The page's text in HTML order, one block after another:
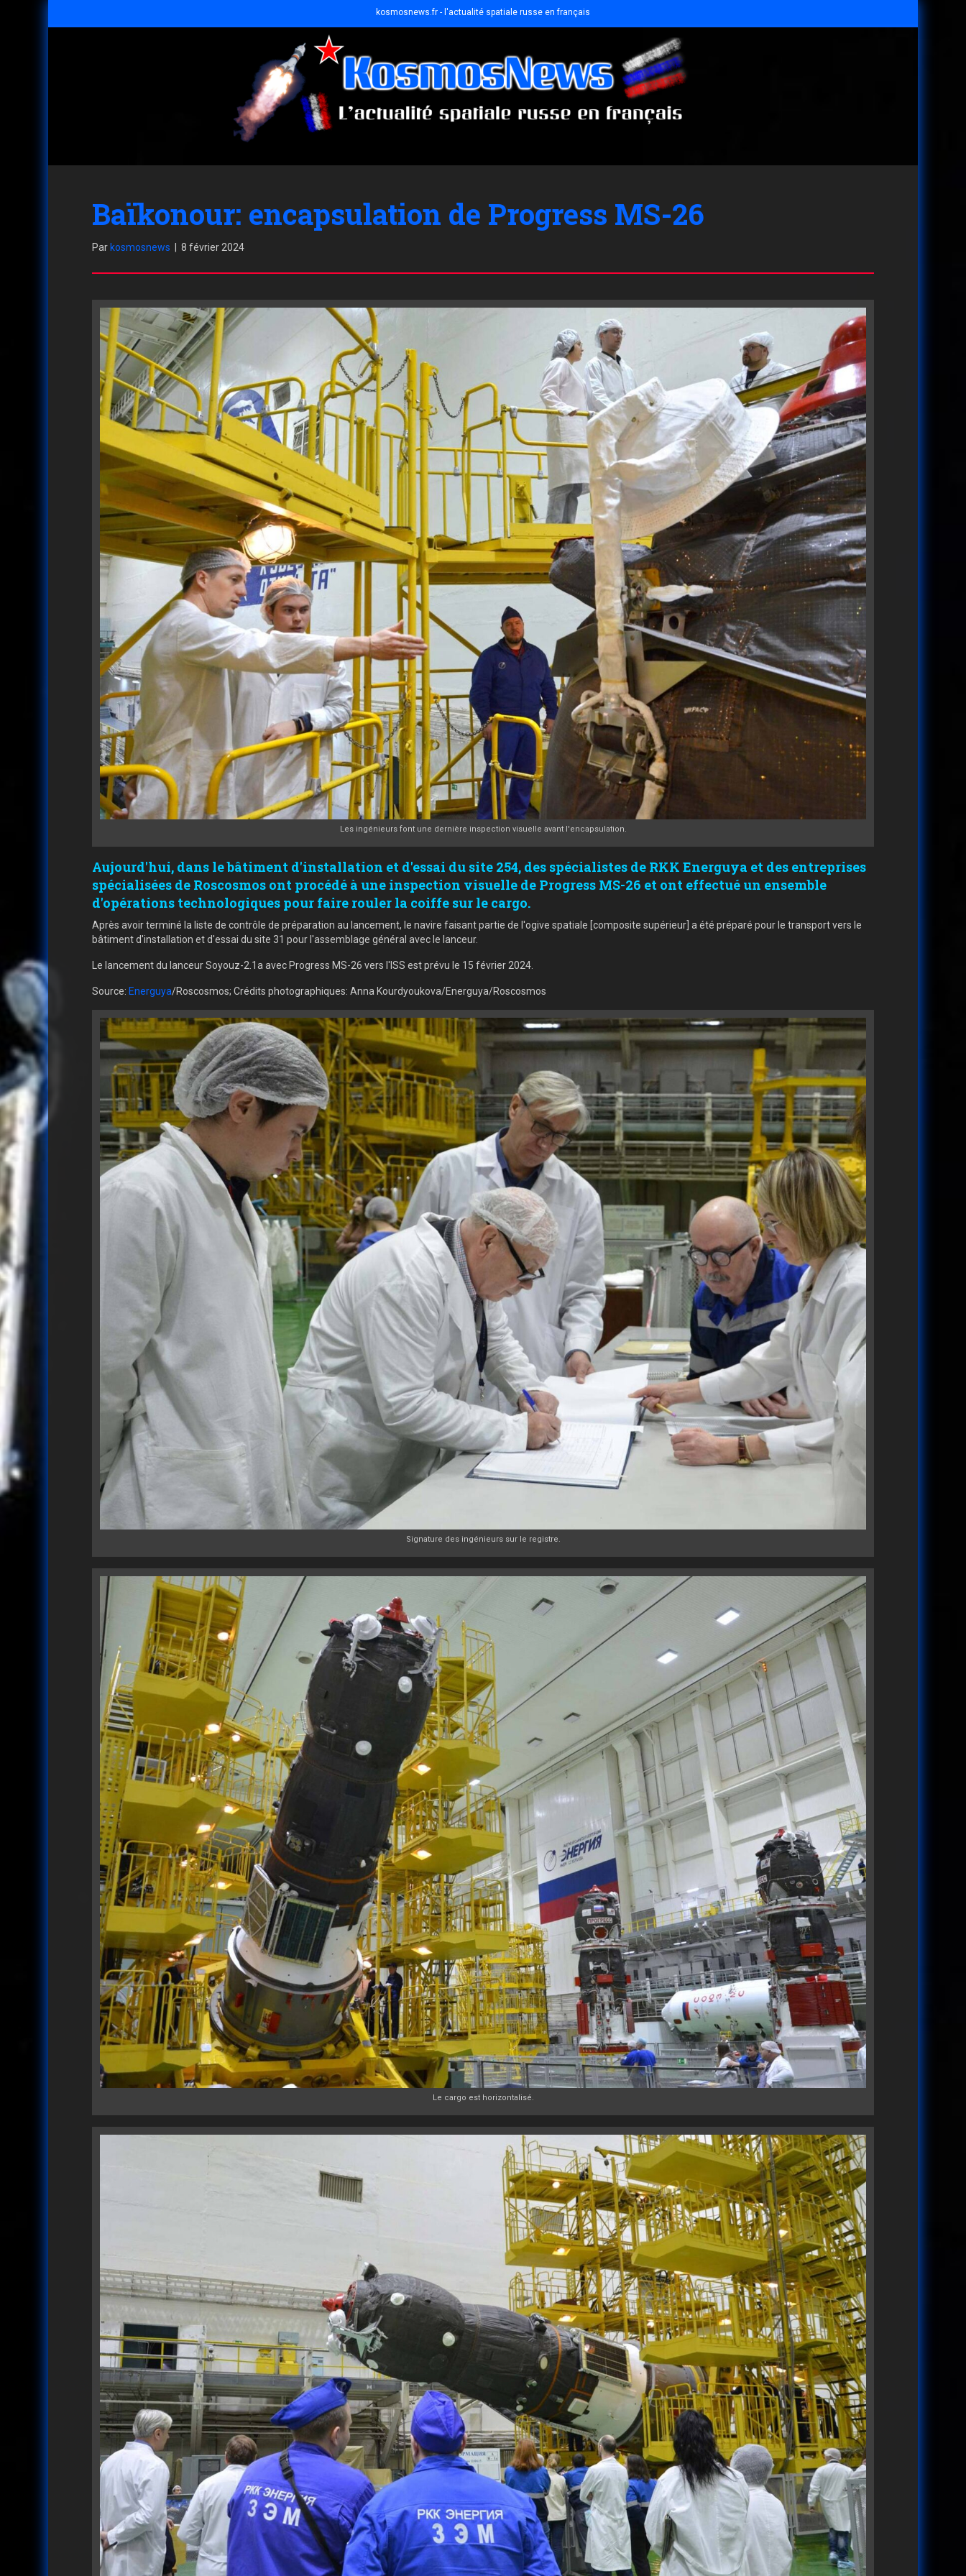
kosmosnews.fr - l'actualité spatiale russe en français
Baïkonour: encapsulation de Progress MS-26
Par kosmosnews 8 février 2024
Les ingénieurs font une dernière inspection visuelle avant l'encapsulation.
Aujourd'hui, dans le bâtiment d'installation et d'essai du site 254, des spécialistes de RKK Energuya et des entreprises
spécialisées de Roscosmos ont procédé à une inspection visuelle de Progress MS-26 et ont effectué un ensemble
d'opérations technologiques pour faire rouler la coiffe sur le cargo.
Après avoir terminé la liste de contrôle de préparation au lancement, le navire faisant partie de l'ogive spatiale [composite supérieur] a été préparé pour le transport vers le
bâtiment d'installation et d'essai du site 31 pour l'assemblage général avec le lanceur.
Le lancement du lanceur Soyouz-2.1a avec Progress MS-26 vers l'ISS est prévu le 15 février 2024.
Source: Energuya/Roscosmos; Crédits photographiques: Anna Kourdyoukova/Energuya/Roscosmos
Signature des ingénieurs sur le registre.
Le cargo est horizontalisé.